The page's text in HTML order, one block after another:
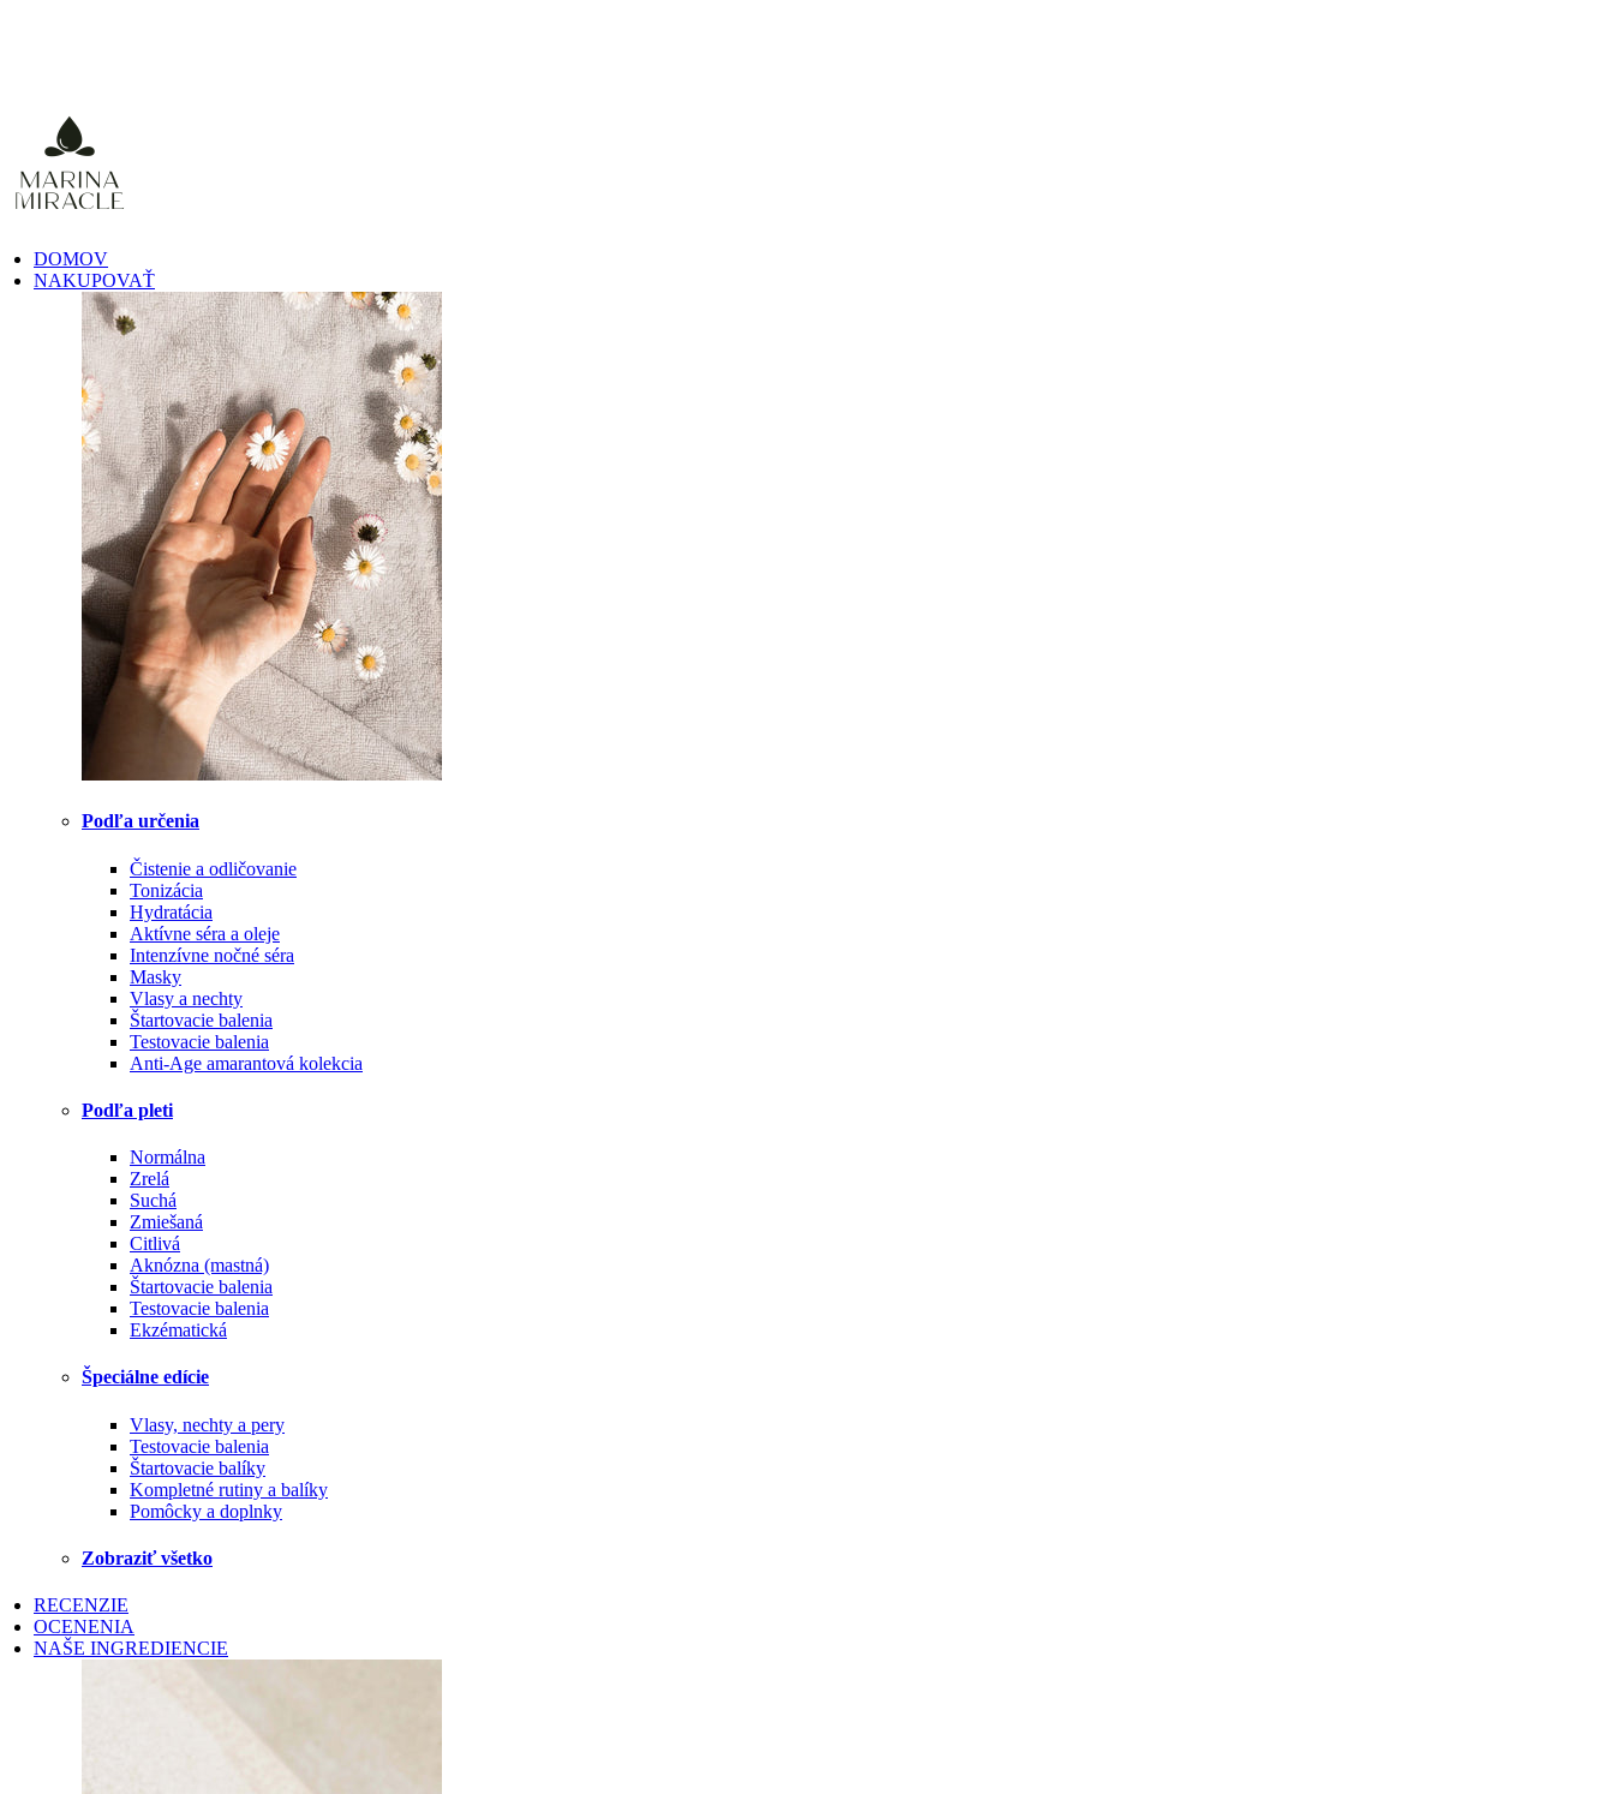
DOMOV
NAKUPOVAŤ
Podľa určenia
Čistenie a odličovanie
Tonizácia
Hydratácia
Aktívne séra a oleje
Intenzívne nočné séra
Masky
Vlasy a nechty
Štartovacie balenia
Testovacie balenia
Anti-Age amarantová kolekcia
Podľa pleti
Normálna
Zrelá
Suchá
Zmiešaná
Citlivá
Aknózna (mastná)
Štartovacie balenia
Testovacie balenia
Ekzématická
Špeciálne edície
Vlasy, nechty a pery
Testovacie balenia
Štartovacie balíky
Kompletné rutiny a balíky
Pomôcky a doplnky
Zobraziť všetko
RECENZIE
OCENENIA
NAŠE INGREDIENCIE